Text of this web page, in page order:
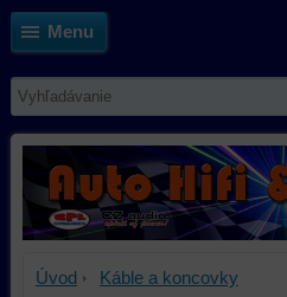
Menu
Úvod Káble a koncovky